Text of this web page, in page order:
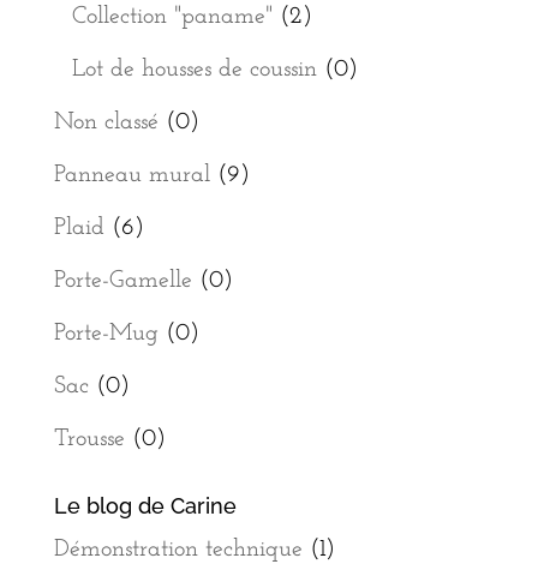
Collection "paname" (2)
Lot de housses de coussin (0)
Non classé (0)
Panneau mural (9)
Plaid (6)
Porte-Gamelle (0)
Porte-Mug (0)
Sac (0)
Trousse (0)
Le blog de Carine
Démonstration technique (1)